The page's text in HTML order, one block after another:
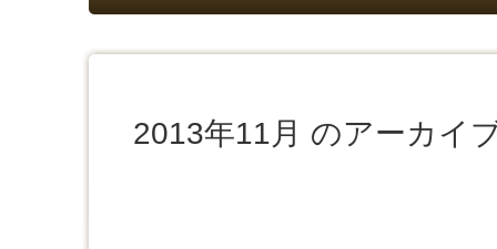
2013年11月 のアーカイ